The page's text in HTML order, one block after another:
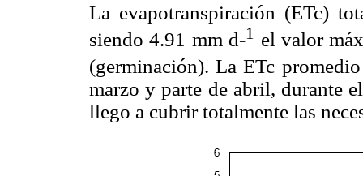
La evapotranspiración (ETc)
siendo 4.91 mm d-1 el valor
(germinación). La ETc
marzo y parte de abril, durante
llego a cubrir totalmente las